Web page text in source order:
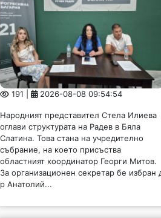
191 | 2026-08-08 09:54:54
Народният представител Стела Илиева
оглави структурата на Радев в Бяла
Слатина. Това стана на учредително
събрание, на което присъства
областният координатор Георги Митов.
За организационен секретар бе избран
р Анатолий...